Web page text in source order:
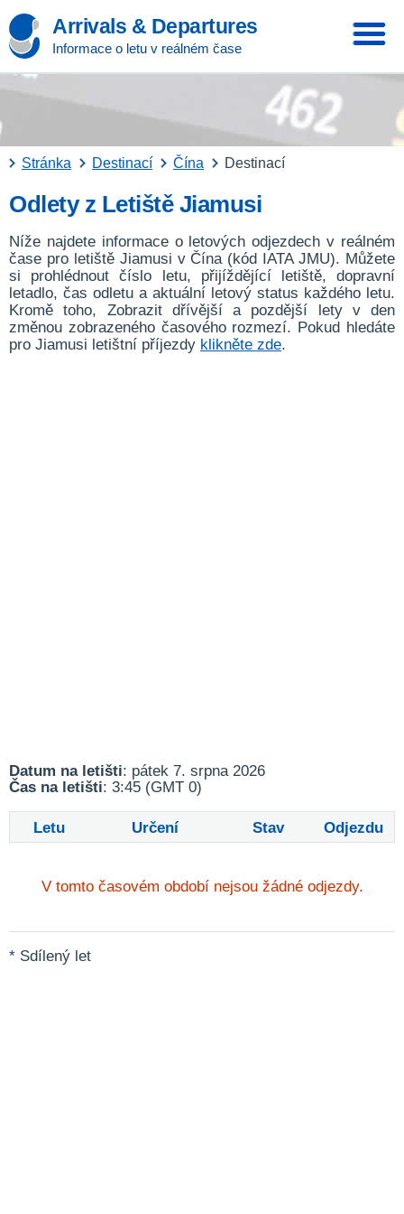
Arrivals & Departures
Informace o letu v reálném čase
Stránka Destinací Čína Destinací
Odlety z Letiště Jiamusi
Níže najdete informace o letových odjezdech v reálném
čase pro letiště Jiamusi v Čína (kód IATA JMU). Můžete
si prohlédnout číslo letu, přijíždějící letiště, dopravní
letadlo, čas odletu a aktuální letový status každého letu.
Kromě toho, Zobrazit dřívější a pozdější lety v den
změnou zobrazeného časového rozmezí. Pokud hledáte
pro Jiamusi letištní příjezdy klikněte zde.
Datum na letišti: pátek 7. srpna 2026
Čas na letišti: 3:45 (GMT 0)
Letu Určení Stav Odjezdu
V tomto časovém období nejsou žádné odjezdy.
* Sdílený let